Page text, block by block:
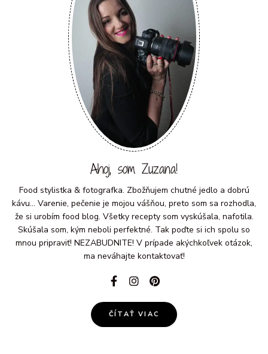
Ahoj, som Zuzana!
Food stylistka & fotografka. Zbožňujem chutné jedlo a dobrú
kávu... Varenie, pečenie je mojou vášňou, preto som sa rozhodla,
že si urobím food blog. Všetky recepty som vyskúšala, nafotila.
Skúšala som, kým neboli perfektné. Tak poďte si ich spolu so
mnou pripraviť! NEZABUDNITE! V prípade akýchkoľvek otázok,
ma neváhajte kontaktovať!
ČÍTAŤ VIAC